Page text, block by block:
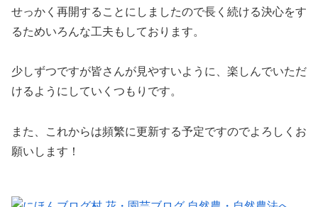
せっかく再開することにしましたので長く続ける決心をす
るためいろんな工夫もしております。
少しずつですが皆さんが見やすいように、楽しんでいただ
けるようにしていくつもりです。
また、これからは頻繁に更新する予定ですのでよろしくお
願いします！